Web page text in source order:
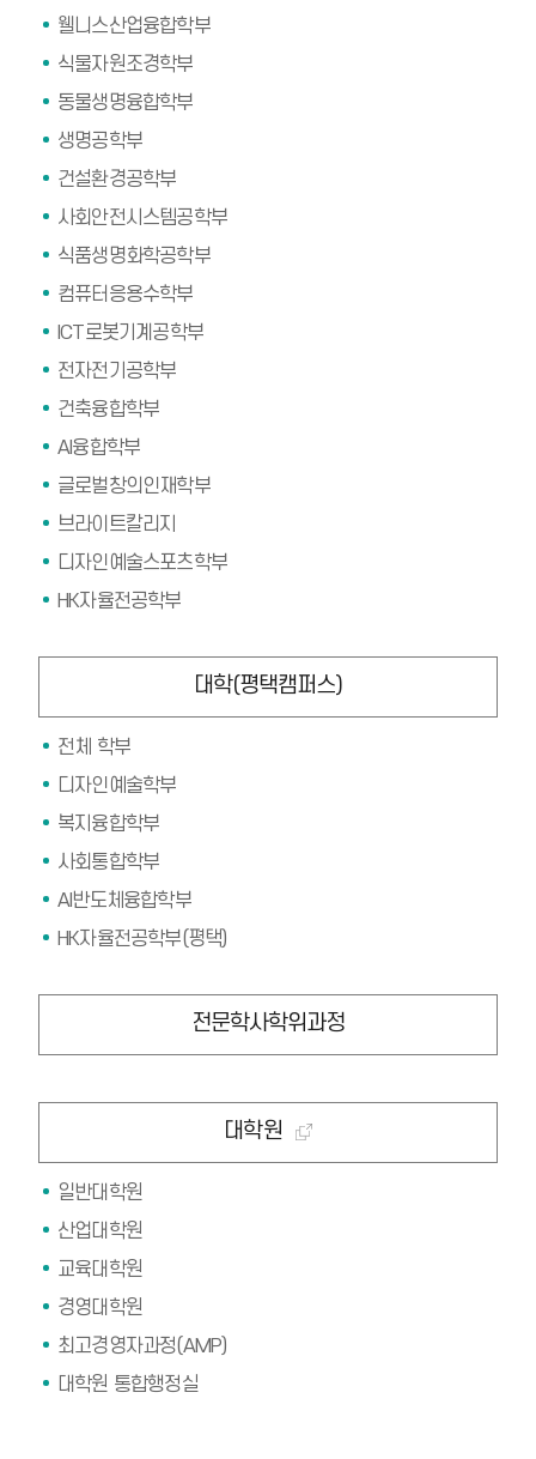
웰니스산업융합학부
식물자원조경학부
동물생명융합학부
생명공학부
건설환경공학부
사회안전시스템공학부
식품생명화학공학부
컴퓨터응용수학부
ICT로봇기계공학부
전자전기공학부
건축융합학부
AI융합학부
글로벌창의인재학부
브라이트칼리지
디자인예술스포츠학부
HK자율전공학부
대학(평택캠퍼스)
전체 학부
디자인예술학부
복지융합학부
사회통합학부
AI반도체융합학부
HK자율전공학부(평택)
전문학사학위과정
대학원
일반대학원
산업대학원
교육대학원
경영대학원
최고경영자과정(AMP)
대학원 통합행정실